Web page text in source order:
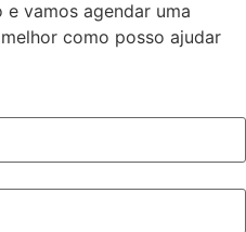
vamos agendar uma
como posso ajudar